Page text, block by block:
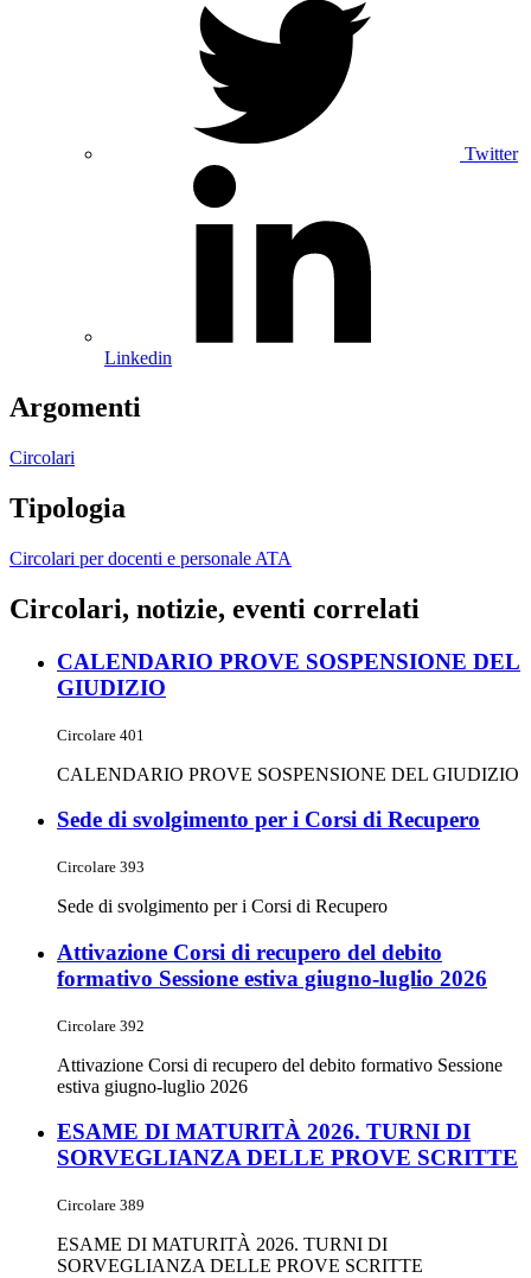
Twitter
Linkedin
Argomenti
Circolari
Tipologia
Circolari per docenti e personale ATA
Circolari, notizie, eventi correlati
CALENDARIO PROVE SOSPENSIONE DEL
GIUDIZIO
Circolare 401
CALENDARIO PROVE SOSPENSIONE DEL GIUDIZIO
Sede di svolgimento per i Corsi di Recupero
Circolare 393
Sede di svolgimento per i Corsi di Recupero
Attivazione Corsi di recupero del debito
formativo Sessione estiva giugno-luglio 2026
Circolare 392
Attivazione Corsi di recupero del debito formativo Sessione
estiva giugno-luglio 2026
ESAME DI MATURITÀ 2026. TURNI DI
SORVEGLIANZA DELLE PROVE SCRITTE
Circolare 389
ESAME DI MATURITÀ 2026. TURNI DI
SORVEGLIANZA DELLE PROVE SCRITTE